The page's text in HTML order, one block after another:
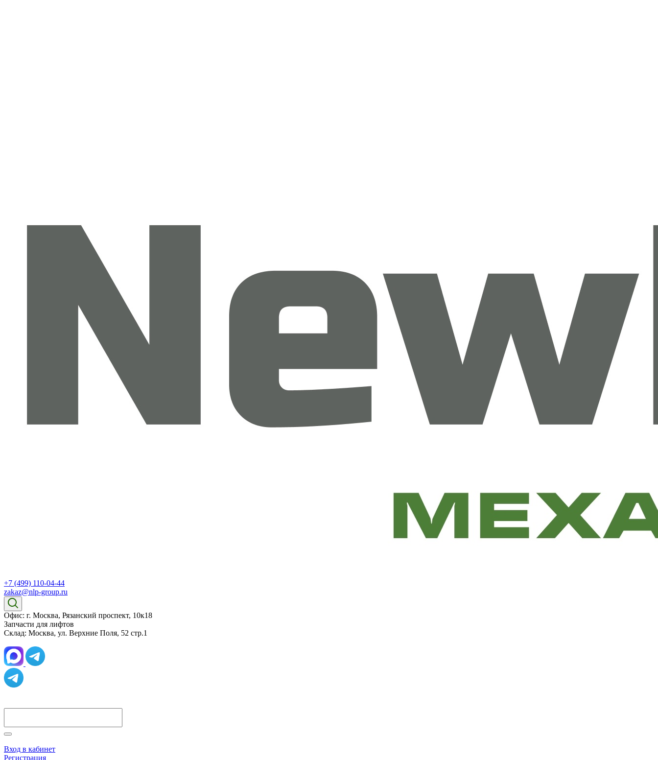
+7 (499) 110-04-44
zakaz@nlp-group.ru
Офис: г. Москва, Рязанский проспект, 10к18
Запчасти для лифтов
Склад: Москва, ул. Верхние Поля, 52 стр.1
Вход в кабинет
Регистрация